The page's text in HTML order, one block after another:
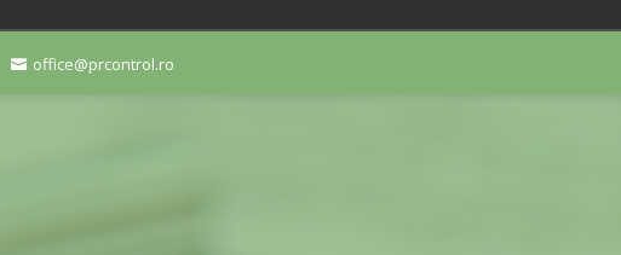
office@prcontrol.ro